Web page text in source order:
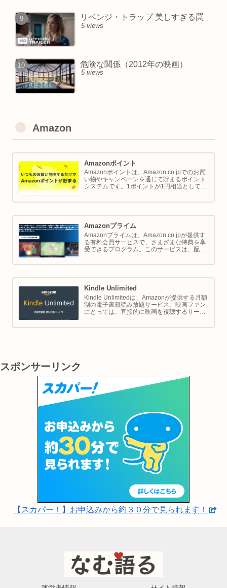
リベンジ・トラップ 美しすぎる罠
5 views
危険な関係（2012年の映画）
5 views
Amazon
Amazonポイント
Amazonポイントは、Amazon.co.jpでのお買
い物やキャンペーンを通じて貯まるポイント
システムです。1ポイントが1円相当として、
では Amazon ポイントの使い方と貯め方を解
Amazonプライム
Amazonプライムは、Amazon.co.jpが提供す
る有料会員サービスで、さまざまな特典を享
受できるプログラム。このサービスは、配送
実、さらには限定割引までをカバーし、日常
Kindle Unlimited
Kindle Unlimitedは、Amazonが提供する月額
制の電子書籍読み放題サービス。映画ファン
にとっては、直接的に映画を視聴するサービ
理解し、楽しむための間接的なツールとして
スポンサーリンク
【スカパー！】お申込みから約３０分で見られます！